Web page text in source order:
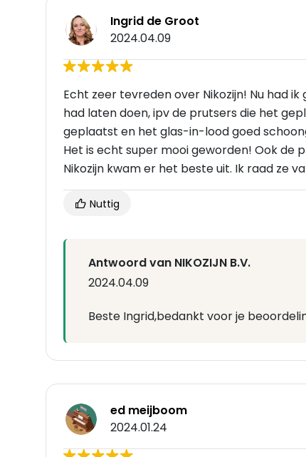
Ingrid de Groot
2024.04.09
Echt zeer tevreden over Nikozijn! Nu had
had laten doen, ipv de prutsers die het
geplaatst en het glas-in-lood goed
Het is echt super mooi geworden! Ook de
Nikozijn kwam er het beste uit. Ik raad ze
Nuttig
Antwoord van NIKOZIJN B.V.
2024.04.09
Beste Ingrid,bedankt voor je
ed meijboom
2024.01.24